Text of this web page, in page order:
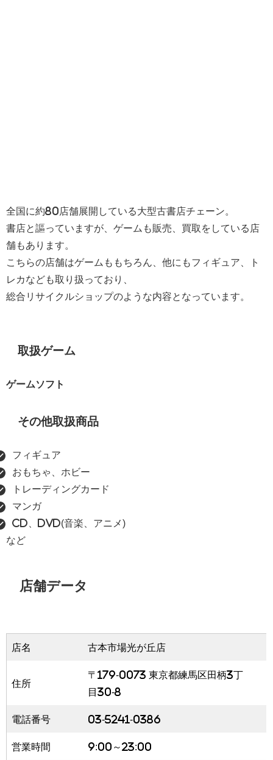
全国に約80店舗展開している大型古書店チェーン。
書店と謳っていますが、ゲームも販売、買取をしている店
舗もあります。
こちらの店舗はゲームももちろん、他にもフィギュア、ト
レカなども取り扱っており、
総合リサイクルショップのような内容となっています。
取扱ゲーム
ゲームソフト
その他取扱商品
フィギュア
おもちゃ、ホビー
トレーディングカード
マンガ
CD、DVD(音楽、アニメ)
など
店舗データ
店名 古本市場光が丘店
住所
〒179-0073 東京都練馬区田柄3丁
目30-8
電話番号 03-5241-0386
営業時間 9:00～23:00